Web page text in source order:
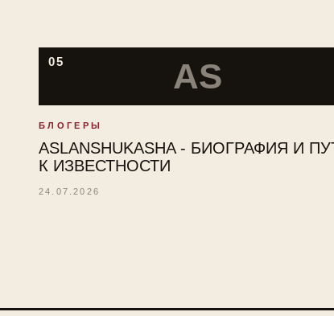
05 AS
БЛОГЕРЫ
ASLANSHUKASHA - БИОГРАФИЯ И
К ИЗВЕСТНОСТИ
24.07.2026